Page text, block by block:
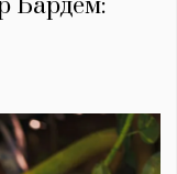
Бардем: